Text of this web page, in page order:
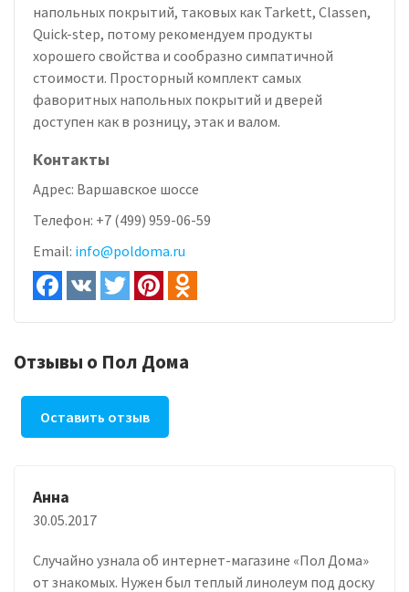
напольных покрытий, таковых как Tarkett, Classen,
Quick-step, потому рекомендуем продукты
хорошего свойства и сообразно симпатичной
стоимости. Просторный комплект самых
фаворитных напольных покрытий и дверей
доступен как в розницу, этак и валом.
Контакты
Адрес: Варшавское шоссе
Телефон: +7 (499) 959-06-59
Email: info@poldoma.ru
Отзывы о Пол Дома
Оставить отзыв
Анна
30.05.2017
Случайно узнала об интернет-магазине «Пол Дома»
от знакомых. Нужен был теплый линолеум под доску